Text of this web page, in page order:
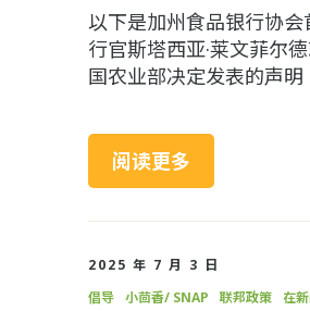
以下是加州食品银行协会
行官斯塔西亚·莱文菲尔
国农业部决定发表的声
阅读更多
2025 年 7 月 3 日
倡导
小茴香/ SNAP 联邦政策 在